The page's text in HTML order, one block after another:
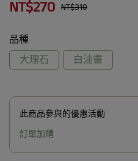
NT$270 NT$310
品種
大理石
白油畫
此商品參與的優惠活動
訂單加購